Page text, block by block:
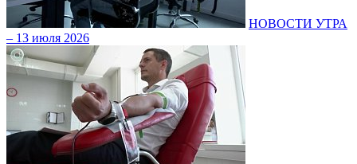
НОВОСТИ УТРА
– 13 июля 2026